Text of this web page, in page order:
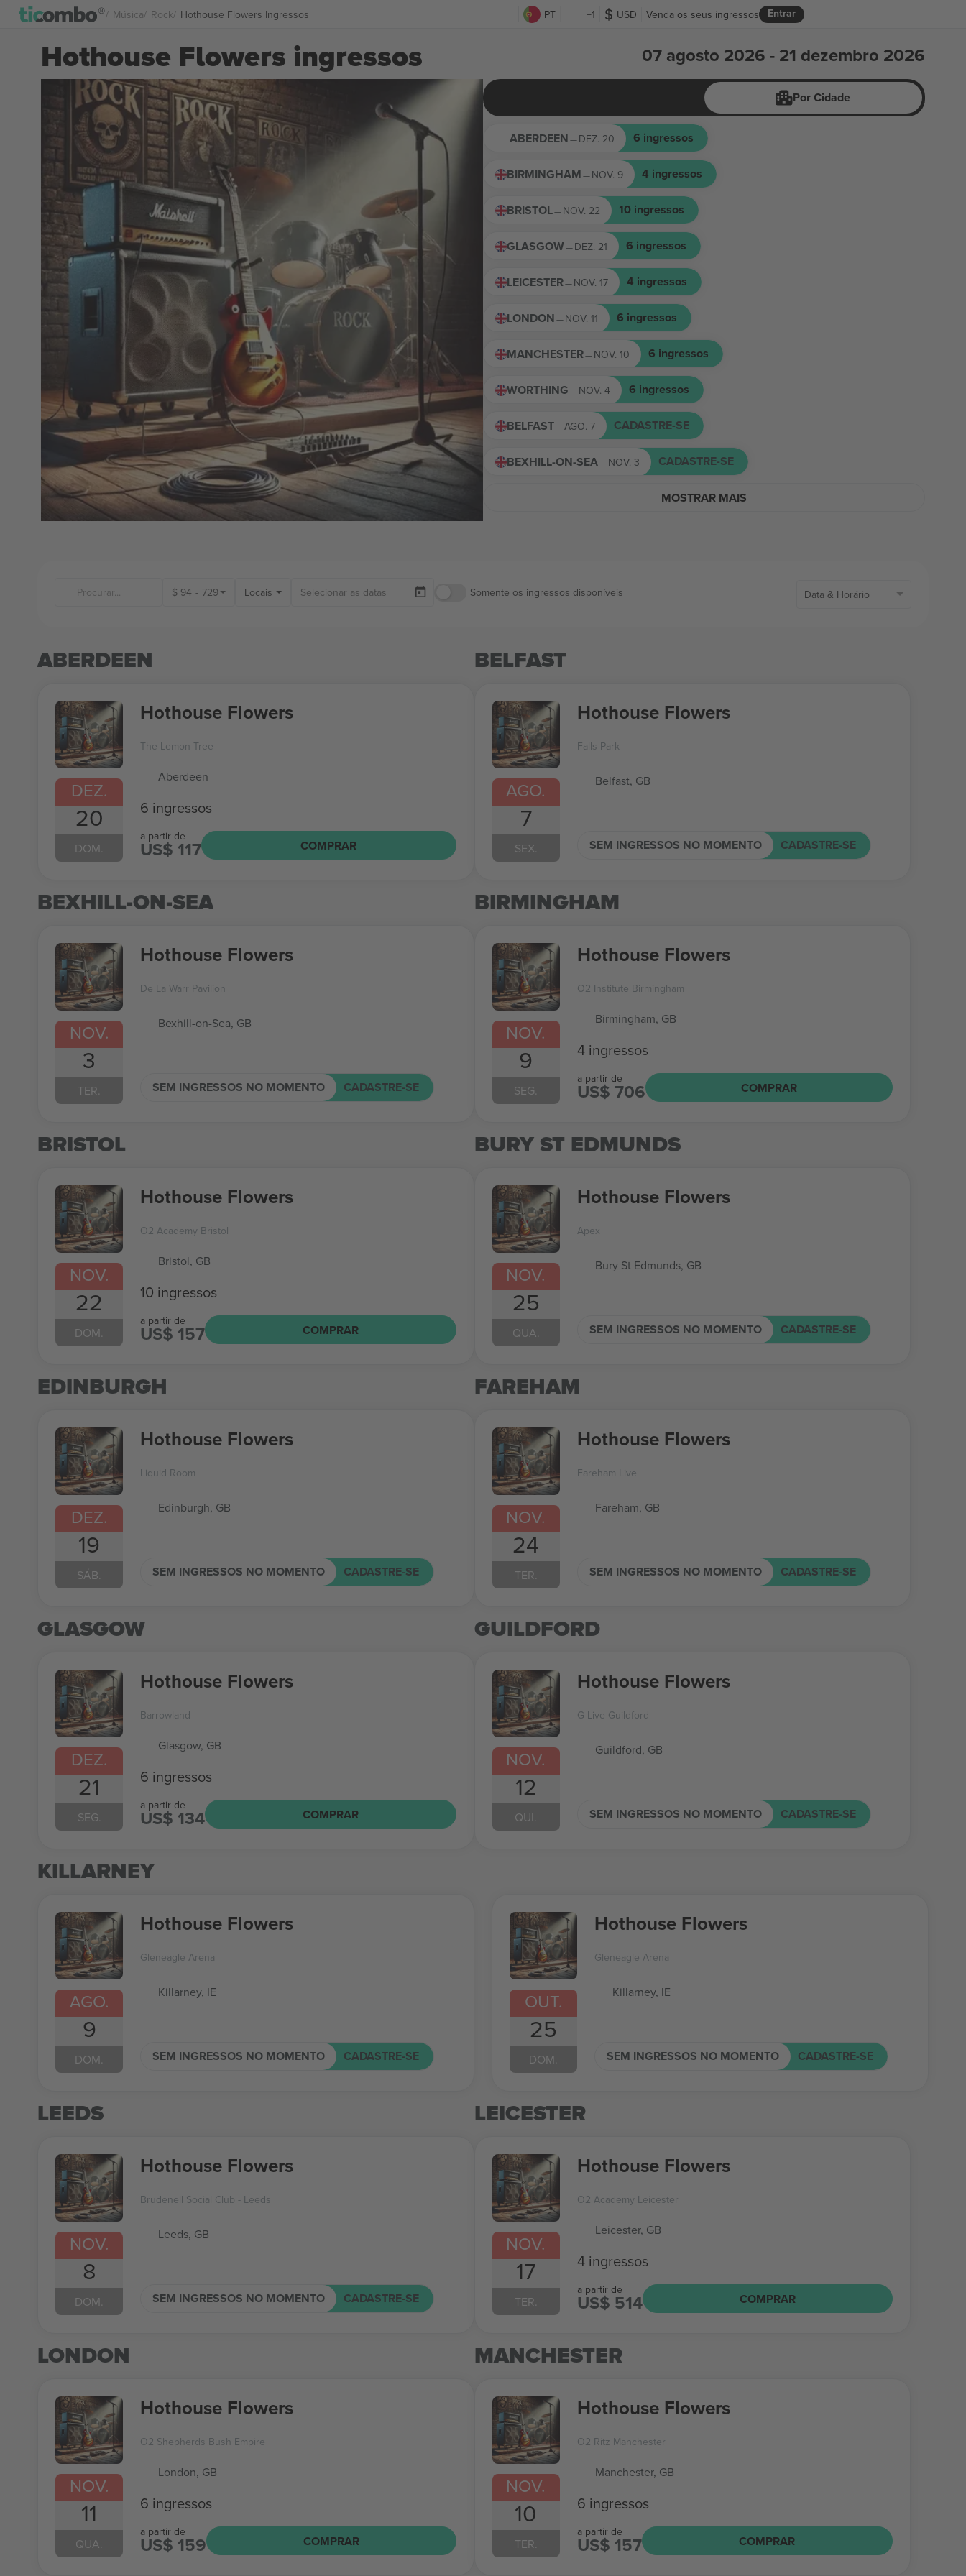
Música Rock Hothouse Flowers Ingressos PT +1 USD Entrar
Venda os seus ingressos
Hothouse Flowers ingressos 07 agosto 2026 - 21 dezembro 2026
Por Cidade
ABERDEEN—DEZ. 20 6 ingressos
BIRMINGHAM—NOV. 9 4 ingressos
BRISTOL—NOV. 22 10 ingressos
GLASGOW—DEZ. 21 6 ingressos
LEICESTER—NOV. 17 4 ingressos
LONDON—NOV. 11 6 ingressos
MANCHESTER—NOV. 10 6 ingressos
WORTHING—NOV. 4 6 ingressos
BELFAST—AGO. 7 CADASTRE-SE
BEXHILL-ON-SEA—NOV. 3 CADASTRE-SE
MOSTRAR MAIS
$ 94 - 729 Locais Somente os ingressos disponíveis Data & Horário
ABERDEEN
DEZ.
20
DOM.
Hothouse Flowers
The Lemon Tree
Aberdeen
6 ingressos
a partir de
US$ 117 COMPRAR
BELFAST
AGO.
7
SEX.
Hothouse Flowers
Falls Park
Belfast, GB
SEM INGRESSOS NO MOMENTO CADASTRE-SE
BEXHILL-ON-SEA
NOV.
3
TER.
Hothouse Flowers
De La Warr Pavilion
Bexhill-on-Sea, GB
SEM INGRESSOS NO MOMENTO CADASTRE-SE
BIRMINGHAM
NOV.
9
SEG.
Hothouse Flowers
O2 Institute Birmingham
Birmingham, GB
4 ingressos
a partir de
US$ 706 COMPRAR
BRISTOL
NOV.
22
DOM.
Hothouse Flowers
O2 Academy Bristol
Bristol, GB
10 ingressos
a partir de
US$ 157 COMPRAR
BURY ST EDMUNDS
NOV.
25
QUA.
Hothouse Flowers
Apex
Bury St Edmunds, GB
SEM INGRESSOS NO MOMENTO CADASTRE-SE
EDINBURGH
DEZ.
19
SÁB.
Hothouse Flowers
Liquid Room
Edinburgh, GB
SEM INGRESSOS NO MOMENTO CADASTRE-SE
FAREHAM
NOV.
24
TER.
Hothouse Flowers
Fareham Live
Fareham, GB
SEM INGRESSOS NO MOMENTO CADASTRE-SE
GLASGOW
DEZ.
21
SEG.
Hothouse Flowers
Barrowland
Glasgow, GB
6 ingressos
a partir de
US$ 134 COMPRAR
GUILDFORD
NOV.
12
QUI.
Hothouse Flowers
G Live Guildford
Guildford, GB
SEM INGRESSOS NO MOMENTO CADASTRE-SE
KILLARNEY
AGO.
9
DOM.
Hothouse Flowers
Gleneagle Arena
Killarney, IE
SEM INGRESSOS NO MOMENTO CADASTRE-SE
OUT.
25
DOM.
Hothouse Flowers
Gleneagle Arena
Killarney, IE
SEM INGRESSOS NO MOMENTO CADASTRE-SE
LEEDS
NOV.
8
DOM.
Hothouse Flowers
Brudenell Social Club - Leeds
Leeds, GB
SEM INGRESSOS NO MOMENTO CADASTRE-SE
LEICESTER
NOV.
17
TER.
Hothouse Flowers
O2 Academy Leicester
Leicester, GB
4 ingressos
a partir de
US$ 514 COMPRAR
LONDON
NOV.
11
QUA.
Hothouse Flowers
O2 Shepherds Bush Empire
London, GB
6 ingressos
a partir de
US$ 159 COMPRAR
MANCHESTER
NOV.
10
TER.
Hothouse Flowers
O2 Ritz Manchester
Manchester, GB
6 ingressos
a partir de
US$ 157 COMPRAR